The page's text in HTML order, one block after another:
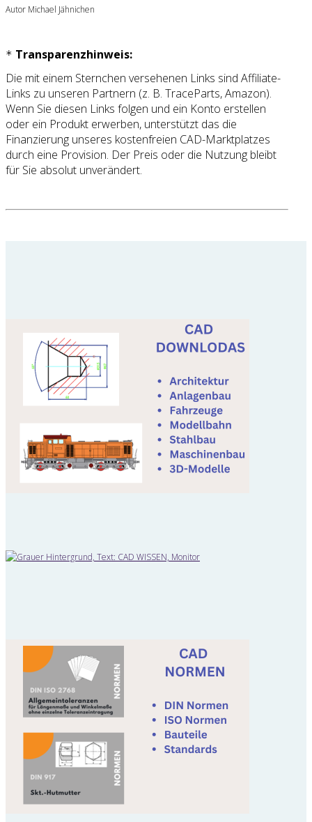
Autor Michael Jähnichen
* Transparenzhinweis:
Die mit einem Sternchen versehenen Links sind Affiliate-
Links zu unseren Partnern (z. B. TraceParts, Amazon).
Wenn Sie diesen Links folgen und ein Konto erstellen
oder ein Produkt erwerben, unterstützt das die
Finanzierung unseres kostenfreien CAD-Marktplatzes
durch eine Provision. Der Preis oder die Nutzung bleibt
für Sie absolut unverändert.